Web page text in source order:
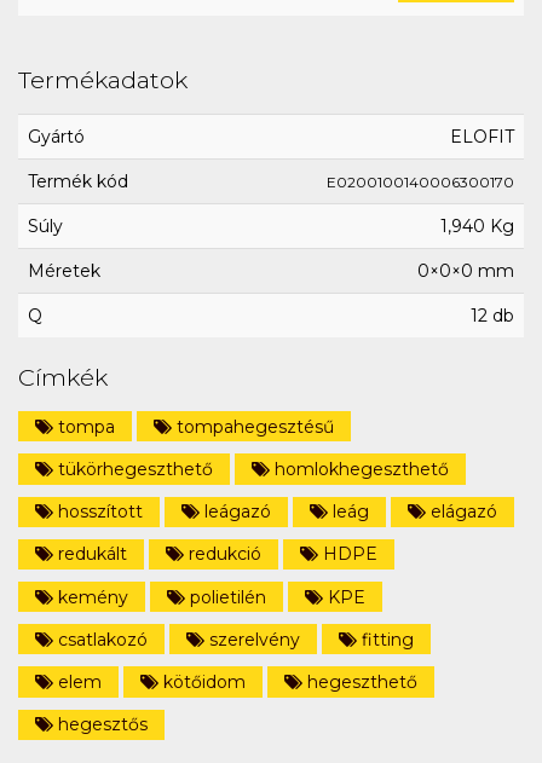
Termékadatok
Gyártó ELOFIT
Termék kód E0200100140006300170
Súly 1,940 Kg
Méretek 0×0×0 mm
Q 12 db
Címkék
tompa
tompahegesztésű
tükörhegeszthető
homlokhegeszthető
hosszított
leágazó leág
elágazó
redukált
redukció
HDPE
kemény
polietilén
KPE
csatlakozó
szerelvény
fitting
elem
kötőidom
hegeszthető
hegesztős